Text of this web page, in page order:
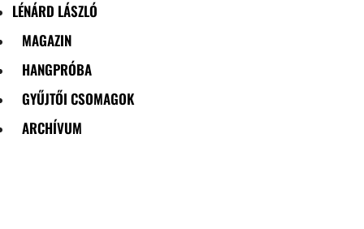
LÉNÁRD LÁSZLÓ
MAGAZIN
HANGPRÓBA
GYŰJTŐI CSOMAGOK
ARCHÍVUM